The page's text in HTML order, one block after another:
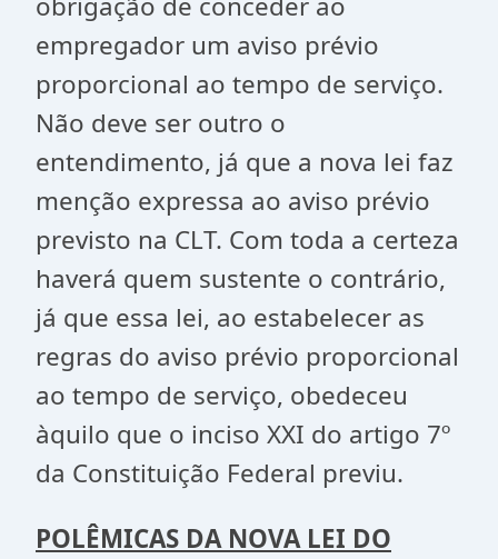
empregador um aviso prévio
proporcional ao tempo de serviço.
Não deve ser outro o
entendimento, já que a nova lei faz
menção expressa ao aviso prévio
previsto na CLT. Com toda a certeza
haverá quem sustente o contrário,
já que essa lei, ao estabelecer as
regras do aviso prévio proporcional
ao tempo de serviço, obedeceu
àquilo que o inciso XXI do artigo 7º
da Constituição Federal previu.
POLÊMICAS DA NOVA LEI DO